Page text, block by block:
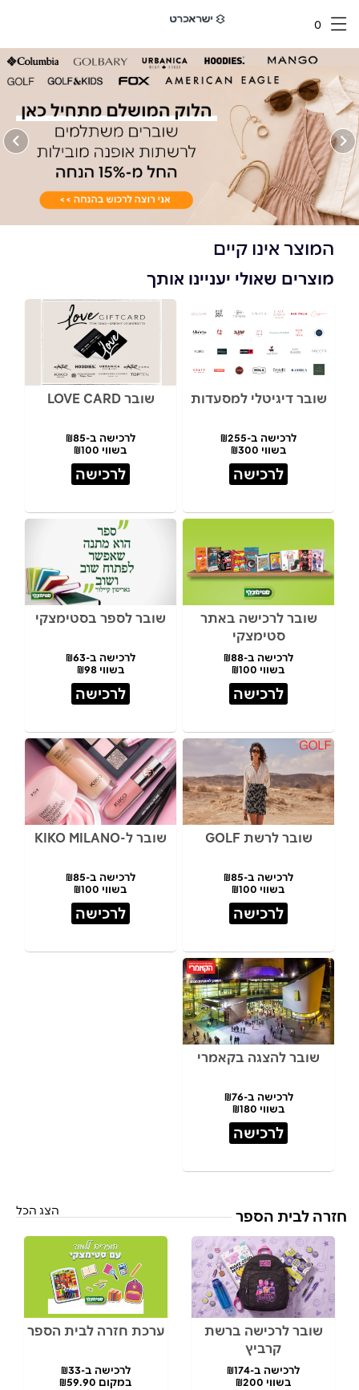
0
המוצר אינו קיים
מוצרים שאולי יעניינו אותך
שובר דיגיטלי למסעדות
לרכישה ב-₪255
בשווי ₪300
לרכישה
שובר LOVE CARD
לרכישה ב-₪85
בשווי ₪100
לרכישה
שובר לרכישה באתר
סטימצקי
לרכישה ב-₪88
בשווי ₪100
לרכישה
שובר לספר בסטימצקי
לרכישה ב-₪63
בשווי ₪98
לרכישה
שובר לרשת GOLF
לרכישה ב-₪85
בשווי ₪100
לרכישה
שובר ל-KIKO MILANO
לרכישה ב-₪85
בשווי ₪100
לרכישה
שובר להצגה בקאמרי
לרכישה ב-₪76
בשווי ₪180
לרכישה
חזרה לבית הספר הצג הכל
שובר לרכישה ברשת
קרביץ
לרכישה ב-₪174
בשווי ₪200
ערכת חזרה לבית הספר
לרכישה ב-₪33
במקום ₪59.90